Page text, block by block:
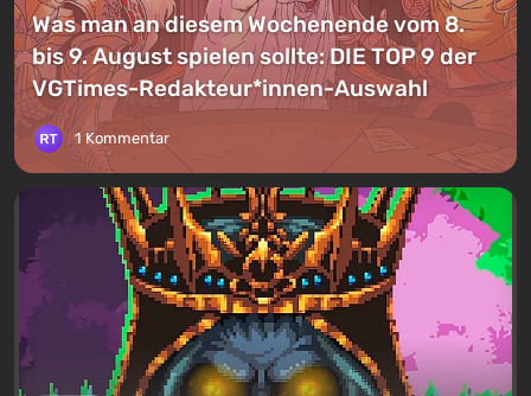
Was man an diesem Wochenende vom 8.
bis 9. August spielen sollte: DIE TOP 9 der
VGTimes-Redakteur*innen-Auswahl
1 Kommentar